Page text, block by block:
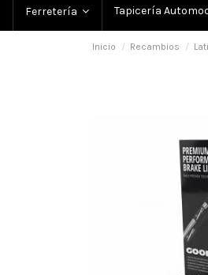
Ferretería Tapicería
Inicio Recambios